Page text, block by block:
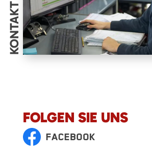
KONTAKT
FOLGEN SIE UNS